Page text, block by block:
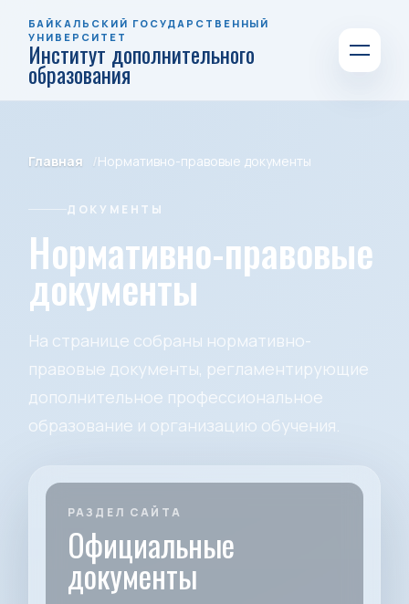
БАЙКАЛЬСКИЙ ГОСУДАРСТВЕННЫЙ
УНИВЕРСИТЕТ
Институт дополнительного
образования
Главная Нормативно-правовые документы
ДОКУМЕНТЫ
Нормативно-правовые
документы
На странице собраны нормативно-
правовые документы, регламентирующие
дополнительное профессиональное
образование и организацию обучения.
РАЗДЕЛ САЙТА
Официальные
документы